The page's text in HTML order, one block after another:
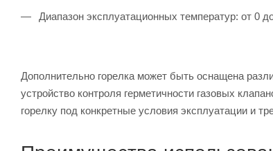
Диапазон эксплуатационных температур: от 0
Дополнительно горелка может быть оснащена
устройство контроля герметичности газовых
горелку под конкретные условия эксплуатации и